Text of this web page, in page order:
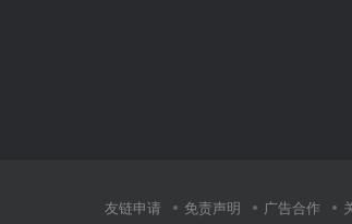
友链申请 免责声明 广告合作